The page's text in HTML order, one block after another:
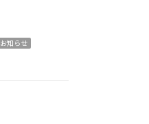
お知らせ